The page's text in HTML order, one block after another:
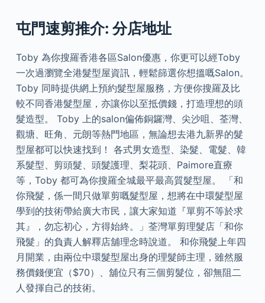
屯門速剪推介: 分店地址
Toby 為你搜羅香港各區Salon優惠，你更可以經Toby
一次過瀏覽全港髮型屋資訊，輕鬆篩選你想搵嘅Salon。
Toby 同時提供網上預約髮型屋服務，方便你搜羅及比
較不同香港髮型屋，亦讓你以至抵價錢，打造理想的頭
髮造型。 Toby 上的salon偏佈銅鑼灣、尖沙咀、荃灣、
觀塘、旺角、元朗等熱門地區，無論想去港九新界的髮
型屋都可以快速找到！ 各式男女造型、染髮、電髮、韓
系髮型、剪頭髮、頭髮護理、梨花頭、Paimore直療
等，Toby 都可為你搜羅全城最平最高質髮型屋。 「和
你飛髮，係一間只做單剪嘅髮型屋，想將在中環髮型屋
學到的技術帶給廣大市民，讓大家知道『單剪不等於求
其』，勿忘初心，方得始終。」荃灣單剪理髮店「和你
飛髮」的負責人解釋店舖理念時說道。 和你飛髮上年四
月開業，由兩位中環髮型屋出身的理髮師主理，雖然服
務價錢便宜（$70）、舖位只有三個剪髮位，卻無阻二
人發揮自己的技術。